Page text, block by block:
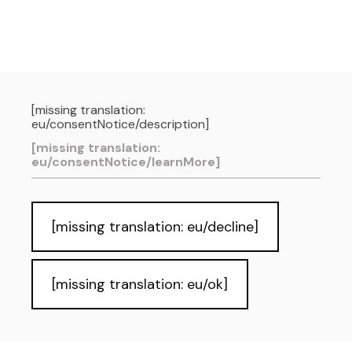
[missing translation:
eu/consentNotice/description]
[missing translation:
eu/consentNotice/learnMore]
[missing translation: eu/decline]
[missing translation: eu/ok]